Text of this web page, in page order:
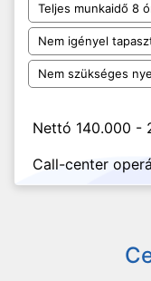
Teljes munkaidő 8
Nem igényel
Nem szükséges
Nettó 140.000 -
Call-center